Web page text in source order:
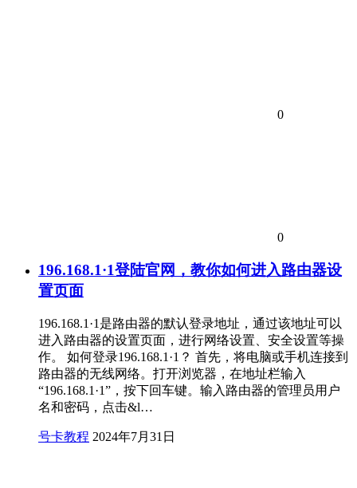
0
0
196.168.1·1登陆官网，教你如何进入路由器设
置页面
196.168.1·1是路由器的默认登录地址，通过该地址可以
进入路由器的设置页面，进行网络设置、安全设置等操
作。 如何登录196.168.1·1？ 首先，将电脑或手机连接到
路由器的无线网络。打开浏览器，在地址栏输入
“196.168.1·1”，按下回车键。输入路由器的管理员用户
名和密码，点击&l…
号卡教程 2024年7月31日